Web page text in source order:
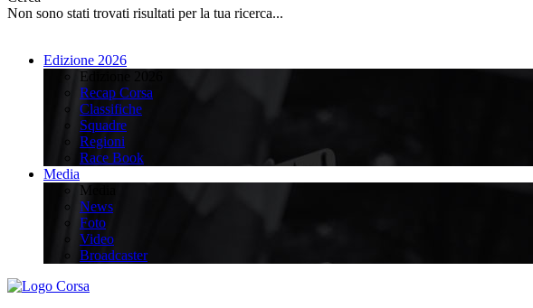
Non sono stati trovati risultati per la tua ricerca...
Edizione 2026
Edizione 2026
Recap Corsa
Classifiche
Squadre
Regioni
Race Book
Media
Media
News
Foto
Video
Broadcaster